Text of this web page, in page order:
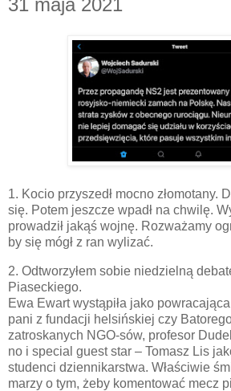
31 maja 2021
1. Kocio przyszedł mocno złomotany.
się. Potem jeszcze wpadł na chwilę.
prowadził jakąś wojnę. Rozważamy
by się mógł z ran wylizać.
2. Odtworzyłem sobie niedzielną
Piaseckiego.
Ewa Ewart wystąpiła jako
pani z fundacji helsińskiej czy
zatroskanych NGO-sów, profesor
no i special guest star – Tomasz Lis
studenci dziennikarstwa. Właściwie
marzy o tym, żeby komentować mecz